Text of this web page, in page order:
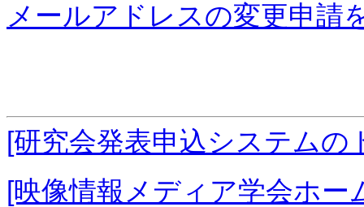
メールアドレスの変更申請
[研究会発表申込システム
[映像情報メディア学会ホー